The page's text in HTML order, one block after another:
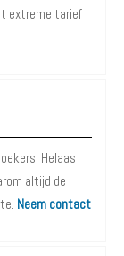
extreme tarief
Helaas
altijd de
Neem contact